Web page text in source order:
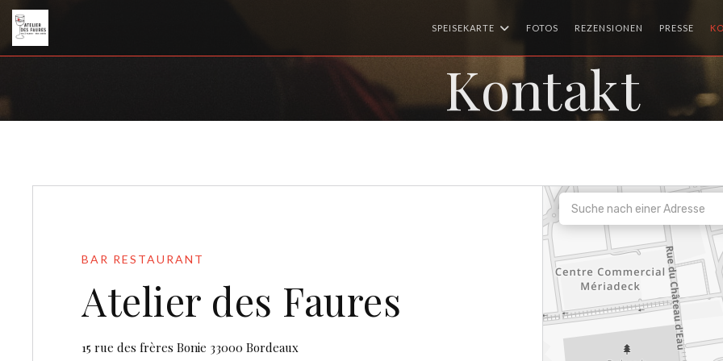
SPEISEKARTE FOTOS REZENSIONEN PRESSE
Kontakt
BAR RESTAURANT
Atelier des Faures
15 rue des frères Bonie 33000 Bordeaux